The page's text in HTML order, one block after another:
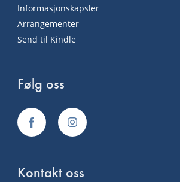
Informasjonskapsler
Arrangementer
Send til Kindle
Følg oss
Kontakt oss